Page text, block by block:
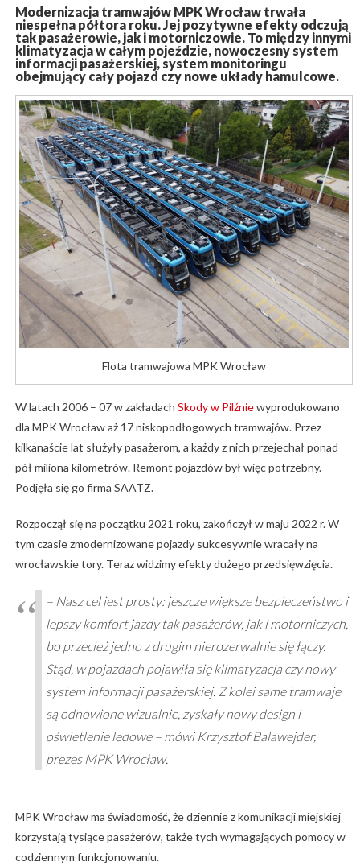
Modernizacja tramwajów MPK Wrocław trwała
niespełna półtora roku. Jej pozytywne efekty odczują
tak pasażerowie, jak i motorniczowie. To między innymi
klimatyzacja w całym pojeździe, nowoczesny system
informacji pasażerskiej, system monitoringu
obejmujący cały pojazd czy nowe układy hamulcowe.
Flota tramwajowa MPK Wrocław
W latach 2006 – 07 w zakładach Skody w Pilźniewyprodukowano
dla MPK Wrocław aż 17 niskopodłogowych tramwajów. Przez
kilkanaście lat służyły pasażerom, a każdy z nich przejechał ponad
pół miliona kilometrów. Remont pojazdów był więc potrzebny.
Podjęła się go firma SAATZ.
Rozpoczął się na początku 2021 roku, zakończył w maju 2022 r. W
tym czasie zmodernizowane pojazdy sukcesywnie wracały na
wrocławskie tory. Teraz widzimy efekty dużego przedsięwzięcia.
– Nasz cel jest prosty: jeszcze większe bezpieczeństwo i
lepszy komfort jazdy tak pasażerów, jak i motorniczych,
bo przecież jedno z drugim nierozerwalnie się łączy.
Stąd, w pojazdach pojawiła się klimatyzacja czy nowy
system informacji pasażerskiej. Z kolei same tramwaje
są odnowione wizualnie, zyskały nowy design i
oświetlenie ledowe – mówi Krzysztof Balawejder,
prezes MPK Wrocław.
MPK Wrocław ma świadomość, że dziennie z komunikacji miejskiej
korzystają tysiące pasażerów, także tych wymagających pomocy w
codziennym funkcjonowaniu.